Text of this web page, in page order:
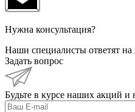
Нужна консультация?
Наши специалисты ответят
Задать вопрос
Будьте в курсе наших акций и